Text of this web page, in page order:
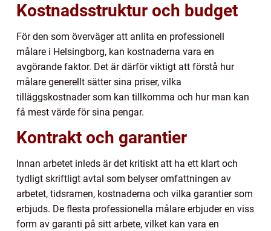
Kostnadsstruktur och budget
För den som överväger att anlita en professionell
målare i Helsingborg, kan kostnaderna vara en
avgörande faktor. Det är därför viktigt att förstå hur
målare generellt sätter sina priser, vilka
tilläggskostnader som kan tillkomma och hur man kan
få mest värde för sina pengar.
Kontrakt och garantier
Innan arbetet inleds är det kritiskt att ha ett klart och
tydligt skriftligt avtal som belyser omfattningen av
arbetet, tidsramen, kostnaderna och vilka garantier som
erbjuds. De flesta professionella målare erbjuder en viss
form av garanti på sitt arbete, vilket kan vara en